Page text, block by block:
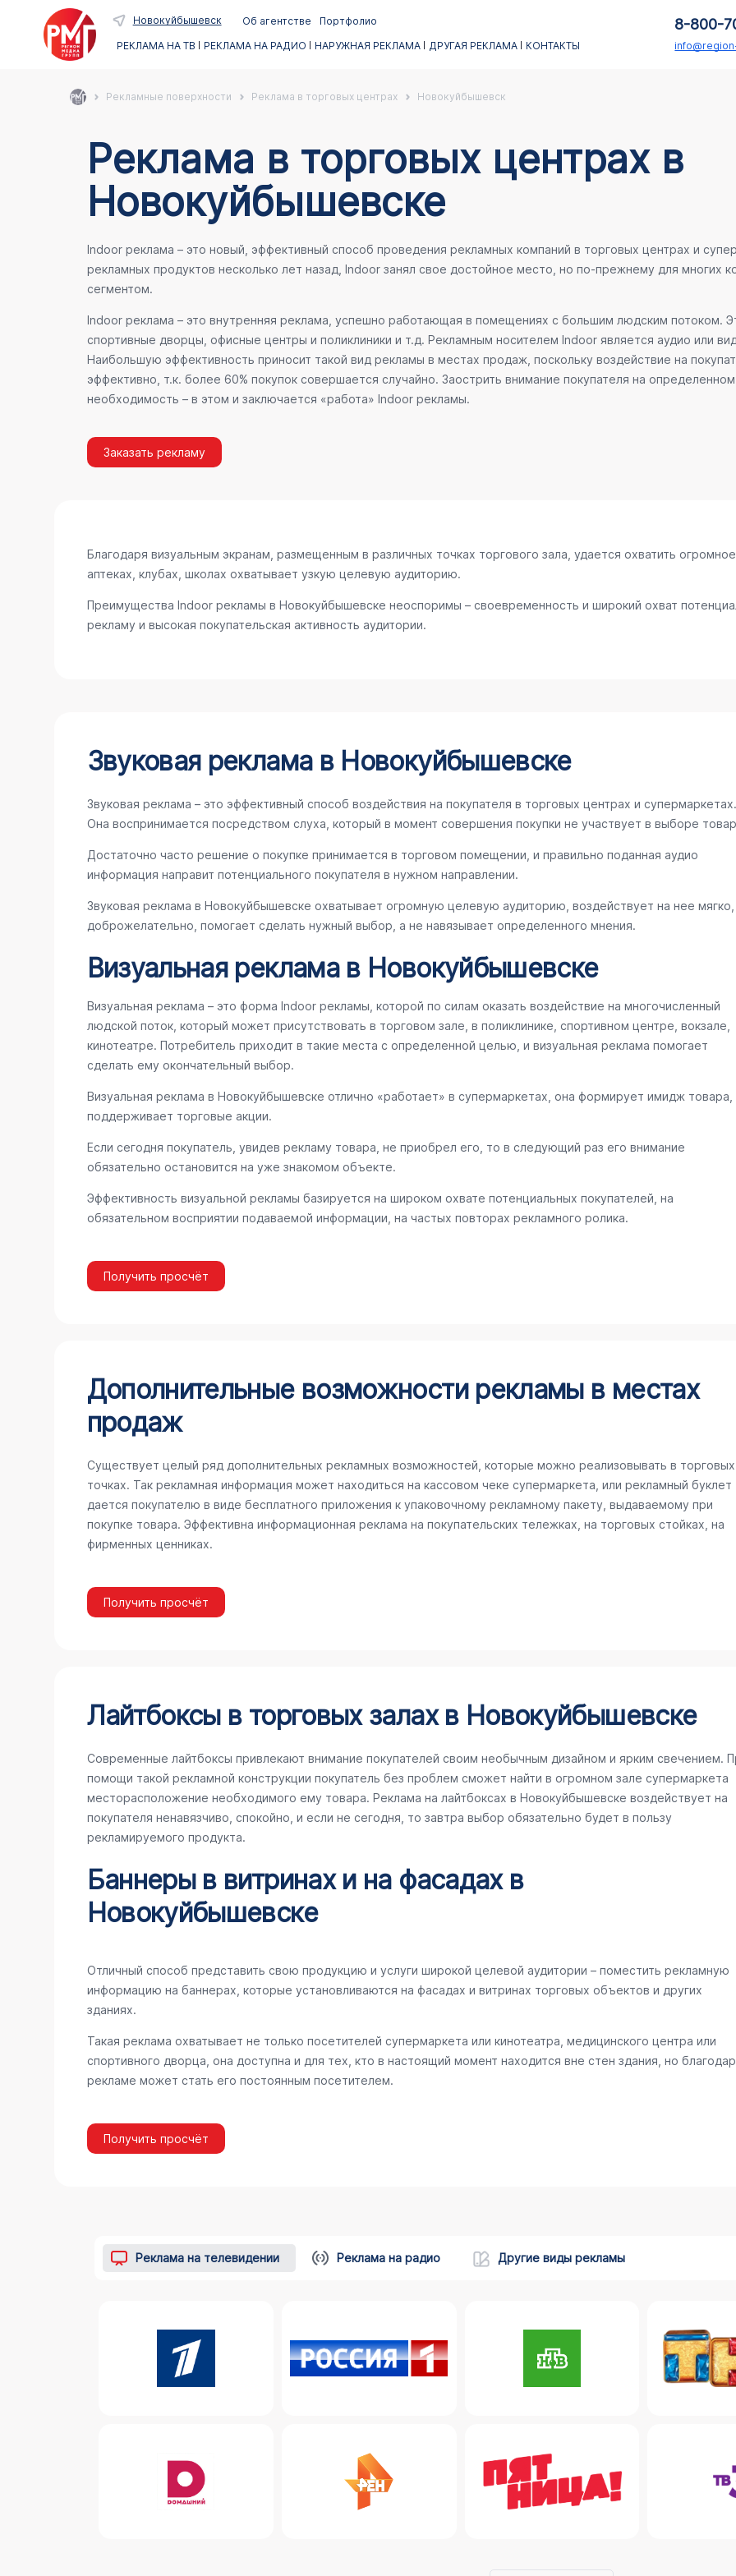
Новокуйбышевск Об агентстве
Портфолио
РЕКЛАМА НА ТВ
РЕКЛАМА НА РАДИО НАРУЖНАЯ РЕКЛАМА ДРУГАЯ РЕКЛАМА КОНТАКТЫ
8-800-
Рекламные поверхности Реклама в торговых центрах Новокуйбышевск
Реклама в торговых центрах в
Новокуйбышевске
Indoor реклама – это новый, эффективный способ проведения рекламных компаний в торговых центрах и
рекламных продуктов несколько лет назад, Indoor занял свое достойное место, но по-прежнему для многих
сегментом.
Indoor реклама – это внутренняя реклама, успешно работающая в помещениях с большим людским потоком.
спортивные дворцы, офисные центры и поликлиники и т.д. Рекламным носителем Indoor является аудио или
Наибольшую эффективность приносит такой вид рекламы в местах продаж, поскольку воздействие на
эффективно, т.к. более 60% покупок совершается случайно. Заострить внимание покупателя на
необходимость – в этом и заключается «работа» Indoor рекламы.
Заказать рекламу
Благодаря визуальным экранам, размещенным в различных точках торгового зала, удается охватить
аптеках, клубах, школах охватывает узкую целевую аудиторию.
Преимущества Indoor рекламы в Новокуйбышевске неоспоримы – своевременность и широкий охват
рекламу и высокая покупательская активность аудитории.
Звуковая реклама в Новокуйбышевске
Звуковая реклама – это эффективный способ воздействия на покупателя в торговых центрах и супермаркетах.
Она воспринимается посредством слуха, который в момент совершения покупки не участвует в выборе
Достаточно часто решение о покупке принимается в торговом помещении, и правильно поданная аудио
информация направит потенциального покупателя в нужном направлении.
Звуковая реклама в Новокуйбышевске охватывает огромную целевую аудиторию, воздействует на нее мягко,
доброжелательно, помогает сделать нужный выбор, а не навязывает определенного мнения.
Визуальная реклама в Новокуйбышевске
Визуальная реклама – это форма Indoor рекламы, которой по силам оказать воздействие на многочисленный
людской поток, который может присутствовать в торговом зале, в поликлинике, спортивном центре, вокзале,
кинотеатре. Потребитель приходит в такие места с определенной целью, и визуальная реклама помогает
сделать ему окончательный выбор.
Визуальная реклама в Новокуйбышевске отлично «работает» в супермаркетах, она формирует имидж товара,
поддерживает торговые акции.
Если сегодня покупатель, увидев рекламу товара, не приобрел его, то в следующий раз его внимание
обязательно остановится на уже знакомом объекте.
Эффективность визуальной рекламы базируется на широком охвате потенциальных покупателей, на
обязательном восприятии подаваемой информации, на частых повторах рекламного ролика.
Получить просчёт
Дополнительные возможности рекламы в местах
продаж
Существует целый ряд дополнительных рекламных возможностей, которые можно реализовывать в торговых
точках. Так рекламная информация может находиться на кассовом чеке супермаркета, или рекламный буклет
дается покупателю в виде бесплатного приложения к упаковочному рекламному пакету, выдаваемому при
покупке товара. Эффективна информационная реклама на покупательских тележках, на торговых стойках, на
фирменных ценниках.
Получить просчёт
Лайтбоксы в торговых залах в Новокуйбышевске
Современные лайтбоксы привлекают внимание покупателей своим необычным дизайном и ярким свечением.
помощи такой рекламной конструкции покупатель без проблем сможет найти в огромном зале супермаркета
месторасположение необходимого ему товара. Реклама на лайтбоксах в Новокуйбышевске воздействует на
покупателя ненавязчиво, спокойно, и если не сегодня, то завтра выбор обязательно будет в пользу
рекламируемого продукта.
Баннеры в витринах и на фасадах в
Новокуйбышевске
Отличный способ представить свою продукцию и услуги широкой целевой аудитории – поместить рекламную
информацию на баннерах, которые установливаются на фасадах и витринах торговых объектов и других
зданиях.
Такая реклама охватывает не только посетителей супермаркета или кинотеатра, медицинского центра или
спортивного дворца, она доступна и для тех, кто в настоящий момент находится вне стен здания, но
рекламе может стать его постоянным посетителем.
Получить просчёт
Реклама на телевидении Реклама на радио Другие виды рекламы